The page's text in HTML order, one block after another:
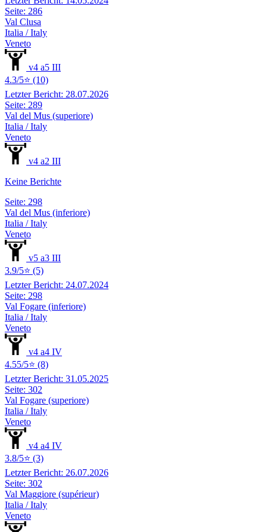
Seite: 286
Val Clusa
Italia / Italy
Veneto
v4 a5 III
4.3/5⭐ (10)
Letzter Bericht: 28.07.2026
Seite: 289
Val del Mus (superiore)
Italia / Italy
Veneto
v4 a2 III
Keine Berichte
Seite: 298
Val del Mus (inferiore)
Italia / Italy
Veneto
v5 a3 III
3.9/5⭐ (5)
Letzter Bericht: 24.07.2024
Seite: 298
Val Fogare (inferiore)
Italia / Italy
Veneto
v4 a4 IV
4.55/5⭐ (8)
Letzter Bericht: 31.05.2025
Seite: 302
Val Fogare (superiore)
Italia / Italy
Veneto
v4 a4 IV
3.8/5⭐ (3)
Letzter Bericht: 26.07.2026
Seite: 302
Val Maggiore (supérieur)
Italia / Italy
Veneto